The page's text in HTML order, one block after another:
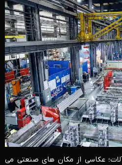
عکاسی از مکان های صنعتی می